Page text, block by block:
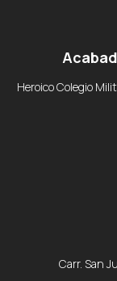
Heroico Colegio
Carr. San